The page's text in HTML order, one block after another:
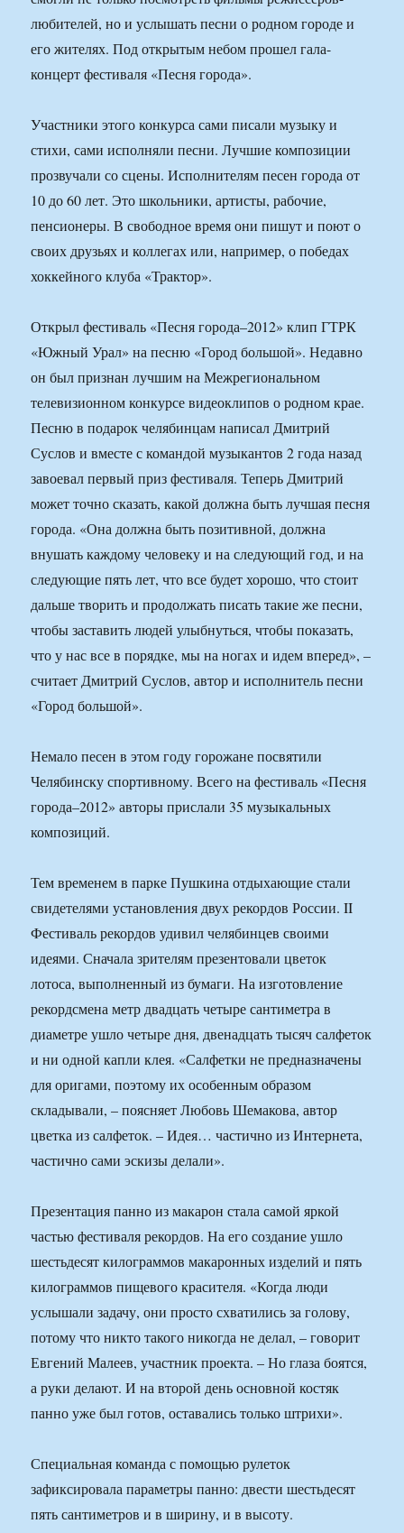
любителей, но и услышать песни о родном городе и
его жителях. Под открытым небом прошел гала-
концерт фестиваля «Песня города».
Участники этого конкурса сами писали музыку и
стихи, сами исполняли песни. Лучшие композиции
прозвучали со сцены. Исполнителям песен города от
10 до 60 лет. Это школьники, артисты, рабочие,
пенсионеры. В свободное время они пишут и поют о
своих друзьях и коллегах или, например, о победах
хоккейного клуба «Трактор».
Открыл фестиваль «Песня города–2012» клип ГТРК
«Южный Урал» на песню «Город большой». Недавно
он был признан лучшим на Межрегиональном
телевизионном конкурсе видеоклипов о родном крае.
Песню в подарок челябинцам написал Дмитрий
Суслов и вместе с командой музыкантов 2 года назад
завоевал первый приз фестиваля. Теперь Дмитрий
может точно сказать, какой должна быть лучшая песня
города. «Она должна быть позитивной, должна
внушать каждому человеку и на следующий год, и на
следующие пять лет, что все будет хорошо, что стоит
дальше творить и продолжать писать такие же песни,
чтобы заставить людей улыбнуться, чтобы показать,
что у нас все в порядке, мы на ногах и идем вперед», –
считает Дмитрий Суслов, автор и исполнитель песни
«Город большой».
Немало песен в этом году горожане посвятили
Челябинску спортивному. Всего на фестиваль «Песня
города–2012» авторы прислали 35 музыкальных
композиций.
Тем временем в парке Пушкина отдыхающие стали
свидетелями установления двух рекордов России. II
Фестиваль рекордов удивил челябинцев своими
идеями. Сначала зрителям презентовали цветок
лотоса, выполненный из бумаги. На изготовление
рекордсмена метр двадцать четыре сантиметра в
диаметре ушло четыре дня, двенадцать тысяч салфеток
и ни одной капли клея. «Салфетки не предназначены
для оригами, поэтому их особенным образом
складывали, – поясняет Любовь Шемакова, автор
цветка из салфеток. – Идея… частично из Интернета,
частично сами эскизы делали».
Презентация панно из макарон стала самой яркой
частью фестиваля рекордов. На его создание ушло
шестьдесят килограммов макаронных изделий и пять
килограммов пищевого красителя. «Когда люди
услышали задачу, они просто схватились за голову,
потому что никто такого никогда не делал, – говорит
Евгений Малеев, участник проекта. – Но глаза боятся,
а руки делают. И на второй день основной костяк
панно уже был готов, оставались только штрихи».
Специальная команда с помощью рулеток
зафиксировала параметры панно: двести шестьдесят
пять сантиметров и в ширину, и в высоту.